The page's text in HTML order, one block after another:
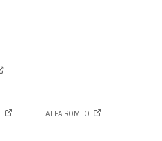
ALFA ROMEO